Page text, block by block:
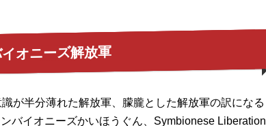
オニーズ解放軍
半分薄れた解放軍、朦朧とした解放軍の訳になる
ンバイオニーズかいほうぐん、Symbionese Liberation